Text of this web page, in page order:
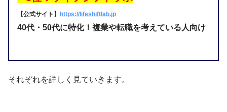
【公式サイト】 https://lifeshiftlab.jp
40代・50代に特化！複業や転職を考えている人向け
それぞれを詳しく見ていきます。